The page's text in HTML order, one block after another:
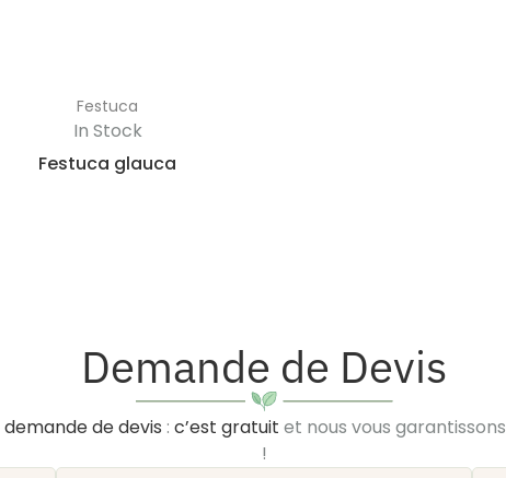
Festuca
In Stock
Festuca glauca
Demande de Devis
demande de devis : c’est gratuit et nous vous garantissons
!